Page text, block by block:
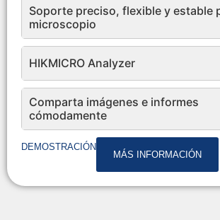
Soporte preciso, flexible y estable
microscopio
HIKMICRO Analyzer
Comparta imágenes e informes
cómodamente
DEMOSTRACIÓN
MÁS INFORMACIÓN